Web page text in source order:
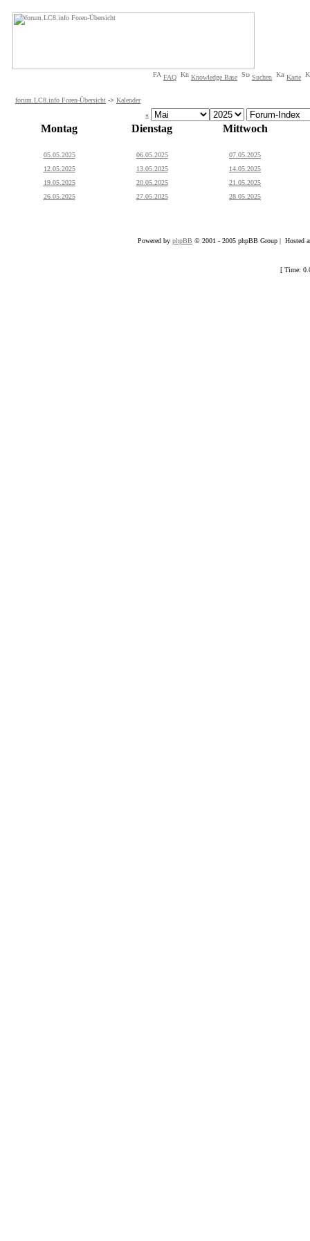
FAQ Knowledge Base Suchen Karte
forum.LC8.info Foren-Übersicht -> Kalender
«
Montag Dienstag Mittwoch
05.05.2025 06.05.2025
07.05.2025
12.05.2025
13.05.2025
14.05.2025
19.05.2025
20.05.2025
21.05.2025
26.05.2025
27.05.2025 28.05.2025
Powered by phpBB © 2001 - 2005 phpBB Group | Hosted
[ Time: